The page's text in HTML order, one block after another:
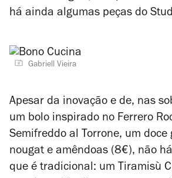
há ainda algumas peças do
Gabriell Vieira
Apesar da inovação e de, nas
um bolo inspirado no Ferrero
Semifreddo al Torrone, um doce
nougat e amêndoas (8€), não
que é tradicional: um Tiramisù